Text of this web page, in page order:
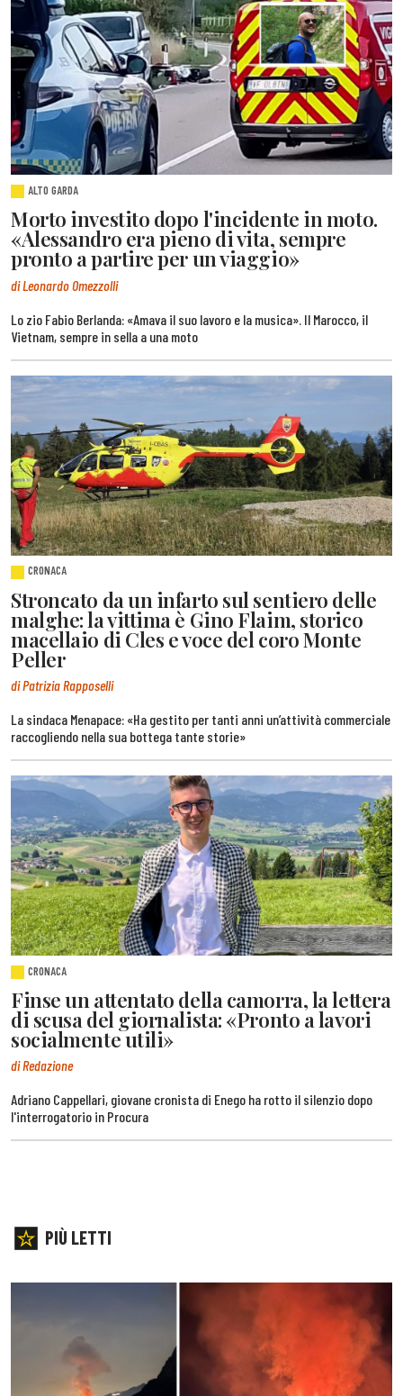
ALTO GARDA
Morto investito dopo l'incidente in moto.
«Alessandro era pieno di vita, sempre
pronto a partire per un viaggio»
di Leonardo Omezzolli
Lo zio Fabio Berlanda: «Amava il suo lavoro e la musica». Il Marocco, il
Vietnam, sempre in sella a una moto
CRONACA
Stroncato da un infarto sul sentiero delle
malghe: la vittima è Gino Flaim, storico
macellaio di Cles e voce del coro Monte
Peller
di Patrizia Rapposelli
La sindaca Menapace: «Ha gestito per tanti anni un’attività commerciale
raccogliendo nella sua bottega tante storie»
CRONACA
Finse un attentato della camorra, la lettera
di scusa del giornalista: «Pronto a lavori
socialmente utili»
di Redazione
Adriano Cappellari, giovane cronista di Enego ha rotto il silenzio dopo
l'interrogatorio in Procura
PIÙ LETTI